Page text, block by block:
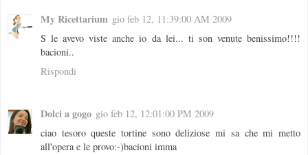
My Ricettarium gio feb 12, 11:39:00 AM 2009
S le avevo viste anche io da lei... ti son venute benissimo!!!!
bacioni..
Rispondi
Dolci a gogo gio feb 12, 12:01:00 PM 2009
ciao tesoro queste tortine sono deliziose mi sa che mi metto
all'opera e le provo:-)bacioni imma